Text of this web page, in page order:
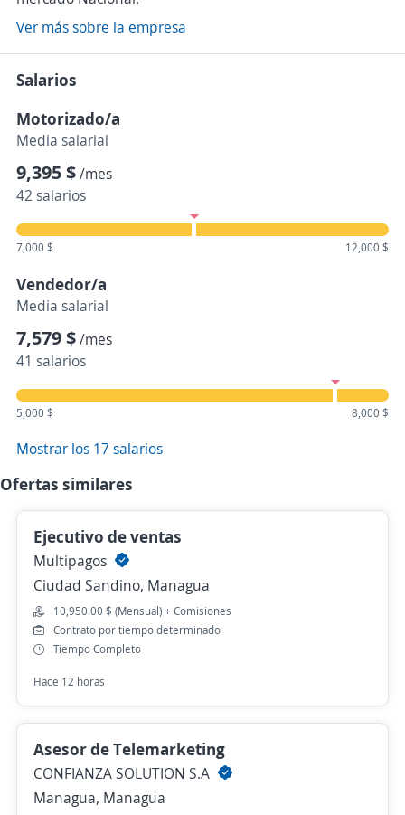
Ver más sobre la empresa
Salarios
Motorizado/a
Media salarial
9,395 $/mes
42 salarios
7,000 $ 12,000 $
Vendedor/a
Media salarial
7,579 $/mes
41 salarios
5,000 $ 8,000 $
Mostrar los 17 salarios
Ofertas similares
Ejecutivo de ventas
Multipagos
Ciudad Sandino, Managua
10,950.00 $ (Mensual) + Comisiones
Contrato por tiempo determinado
Tiempo Completo
Hace 12 horas
Asesor de Telemarketing
CONFIANZA SOLUTION S.A
Managua, Managua